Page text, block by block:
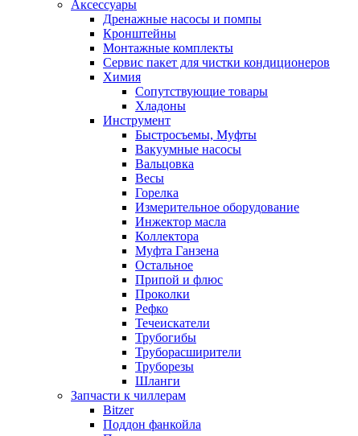
Аксессуары
Дренажные насосы и помпы
Кронштейны
Монтажные комплекты
Сервис пакет для чистки кондиционеров
Химия
Сопутствующие товары
Хладоны
Инструмент
Быстросъемы, Муфты
Вакуумные насосы
Вальцовка
Весы
Горелка
Измерительное оборудование
Инжектор масла
Коллектора
Муфта Ганзена
Остальное
Припой и флюс
Проколки
Рефко
Течеискатели
Трубогибы
Труборасширители
Труборезы
Шланги
Запчасти к чиллерам
Bitzer
Поддон фанкойла